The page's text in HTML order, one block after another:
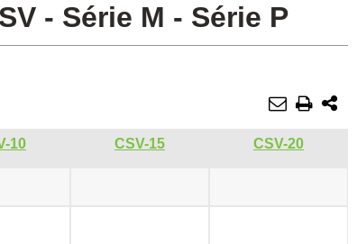
- Série M - Série P
10 CSV-15 CSV-20